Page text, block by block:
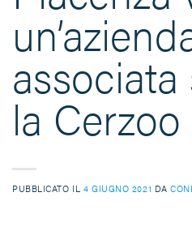
la Cerzoo
PUBBLICATO IL 4 GIUGNO 2021 DA